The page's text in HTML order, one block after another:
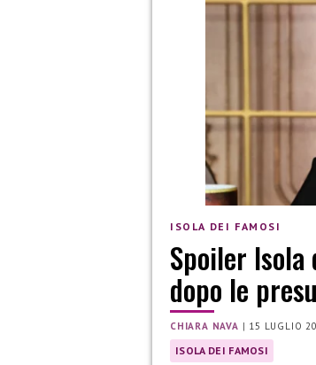
ISOLA DEI FAMOSI
Spoiler Isola
dopo le
CHIARA NAVA | 15 LUGLIO
ISOLA DEI FAMOSI